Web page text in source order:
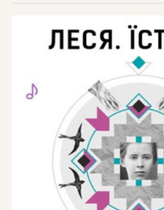
ПУБЛІКАЦІЇ
ДОВІДКА